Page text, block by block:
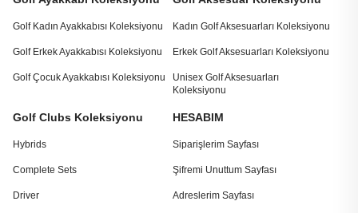
Golf Kadın Ayakkabısı Koleksiyonu
Golf Erkek Ayakkabısı Koleksiyonu
Golf Çocuk Ayakkabısı Koleksiyonu
Kadın Golf Aksesuarları Koleksiyonu
Erkek Golf Aksesuarları Koleksiyonu
Unisex Golf Aksesuarları
Koleksiyonu
Golf Clubs Koleksiyonu
Hybrids
Complete Sets
Driver
HESABIM
Siparişlerim Sayfası
Şifremi Unuttum Sayfası
Adreslerim Sayfası